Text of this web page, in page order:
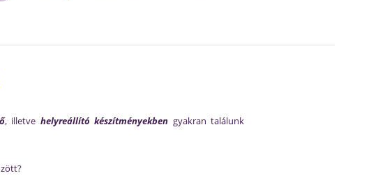
, illetve helyreállító készítményekben gyakran találunk